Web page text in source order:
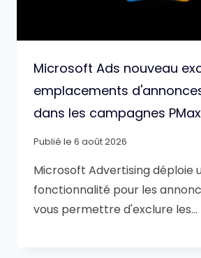
Microsoft Ads nouveau
emplacements
dans les campagnes PMax
Publié le 6 août 2026
Microsoft Advertising déploie
fonctionnalité pour les
vous permettre d'exclure les…